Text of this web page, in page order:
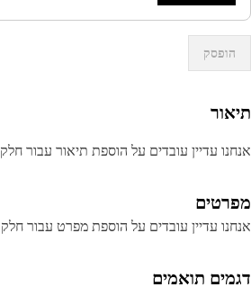
הופסק
עדיין עובדים על הוספת תיאור עבור חלק זה.
עדיין עובדים על הוספת מפרט עבור חלק זה.
תואמים